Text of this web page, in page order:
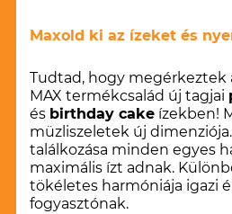
Maxold ki az ízeket és
Tudtad, hogy megérkeztek
MAX termékcsalád új tagjai
és birthday cake ízekben!
müzliszeletek új
találkozása minden egyes
maximális ízt adnak.
tökéletes harmóniája igazi
fogyasztónak.